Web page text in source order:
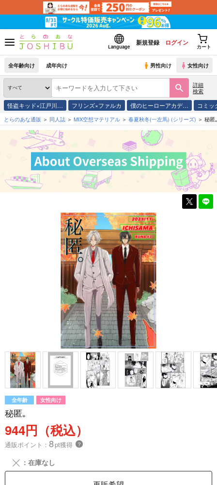
Language
新規登録 ログイン
カート
全年齢向け 成年向け 男性向け 女性向け
詳細
検索
怪盗キッド×江戸川… フリンズ×ファルカ 僕のヒーローアカデ… コミ
とらのあな通販 同人誌 MIX空想マテリアル 春夏秋冬(一左馬) (シリーズ) 秘匿
全年齢 女性向け
秘匿｡
944円（税込）
通販ポイント： 8pt獲得 ？
╳ ：在庫なし